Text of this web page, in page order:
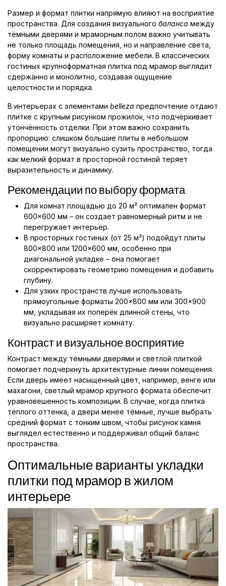
Размер и формат плитки напрямую влияют на восприятие
пространства. Для создания визуального баланса между
тёмными дверями и мраморным полом важно учитывать
не только площадь помещения, но и направление света,
форму комнаты и расположение мебели. В классических
гостиных крупноформатная плитка под мрамор выглядит
сдержанно и монолитно, создавая ощущение
целостности и порядка.
В интерьерах с элементами belleza предпочтение отдают
плитке с крупным рисунком прожилок, что подчёркивает
утончённость отделки. При этом важно сохранить
пропорцию: слишком большие плиты в небольшом
помещении могут визуально сузить пространство, тогда
как мелкий формат в просторной гостиной теряет
выразительность и динамику.
Рекомендации по выбору формата
Для комнат площадью до 20 м² оптимален формат
600×600 мм – он создаёт равномерный ритм и не
перегружает интерьер.
В просторных гостиных (от 25 м²) подойдут плиты
800×800 или 1200×600 мм, особенно при
диагональной укладке – она помогает
скорректировать геометрию помещения и добавить
глубину.
Для узких пространств лучше использовать
прямоугольные форматы 200×800 мм или 300×900
мм, укладывая их поперёк длинной стены, что
визуально расширяет комнату.
Контраст и визуальное восприятие
Контраст между тёмными дверями и светлой плиткой
помогает подчеркнуть архитектурные линии помещения.
Если дверь имеет насыщенный цвет, например, венге или
махагони, светлый мрамор крупного формата обеспечит
уравновешенность композиции. В случае, когда плитка
тёплого оттенка, а двери менее тёмные, лучше выбрать
средний формат с тонким швом, чтобы рисунок камня
выглядел естественно и поддерживал общий баланс
пространства.
Оптимальные варианты укладки
плитки под мрамор в жилом
интерьере